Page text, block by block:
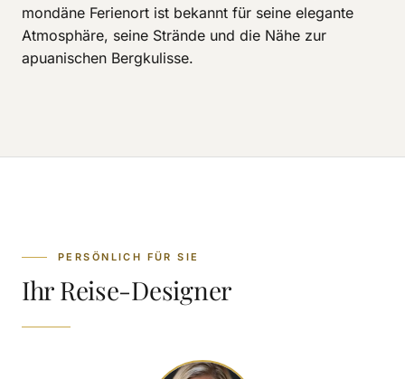
mondäne Ferienort ist bekannt für seine elegante
Atmosphäre, seine Strände und die Nähe zur
apuanischen Bergkulisse.
PERSÖNLICH FÜR SIE
Ihr Reise-Designer